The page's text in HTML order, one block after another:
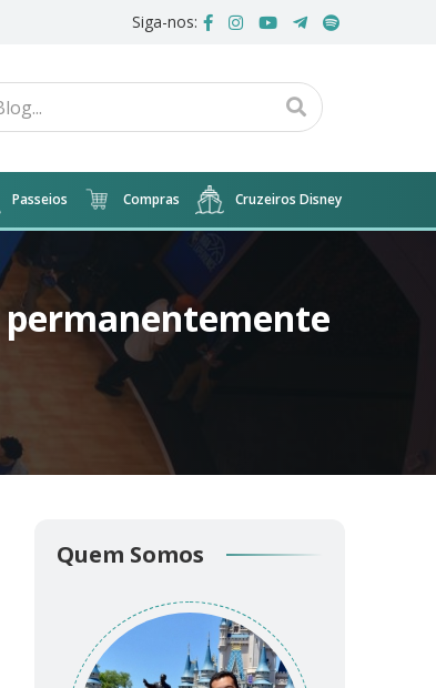
Siga-nos:
Passeios Compras Cruzeiros Disney
permanentemente
Quem Somos